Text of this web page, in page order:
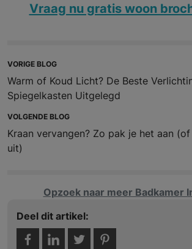
Vraag nu gratis woon
VORIGE BLOG
Warm of Koud Licht? De Beste
Spiegelkasten Uitgelegd
VOLGENDE BLOG
Kraan vervangen? Zo pak je het aan
uit)
Opzoek naar meer Badkamer
Deel dit artikel: